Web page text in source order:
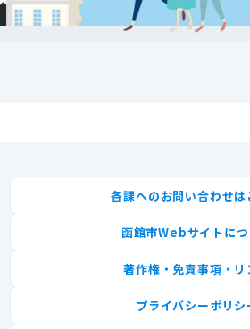
各課へのお問い合わせは
函館市Webサイトに
著作権・免責事項・リ
プライバシーポリシ